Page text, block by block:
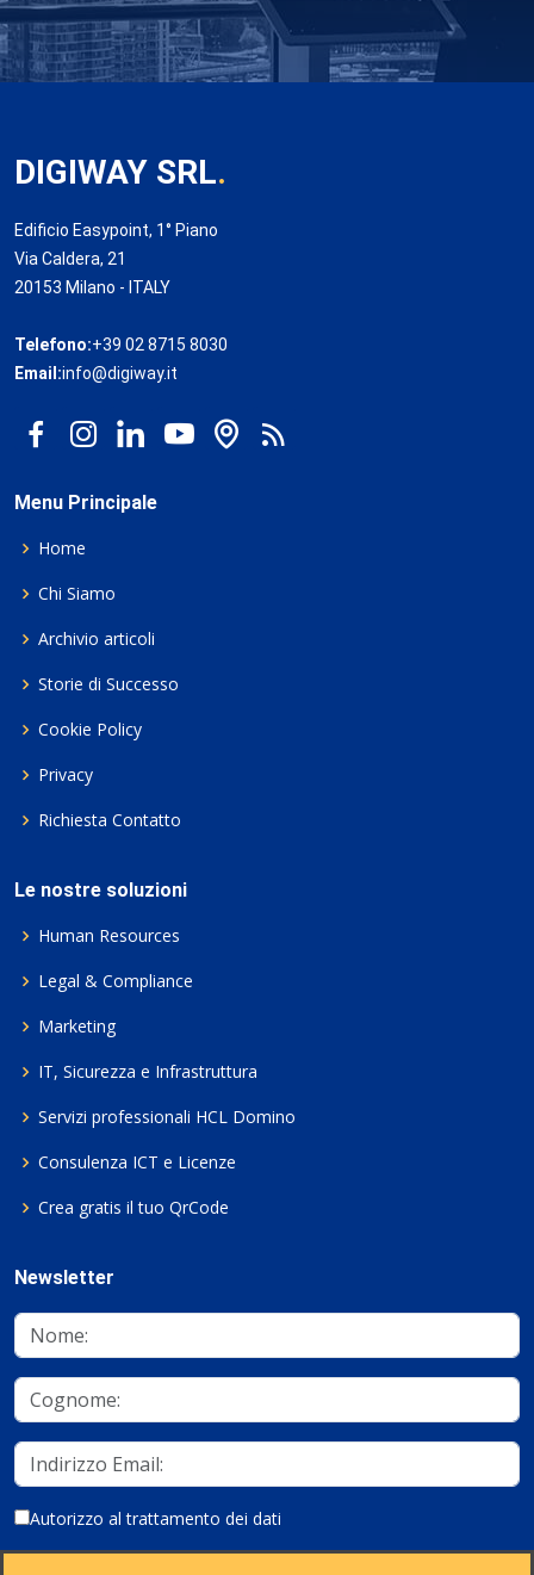
DIGIWAY SRL.
Edificio Easypoint, 1° Piano
Via Caldera, 21
20153 Milano - ITALY
Telefono:+39 02 8715 8030
Email:info@digiway.it
Menu Principale
Home
Chi Siamo
Archivio articoli
Storie di Successo
Cookie Policy
Privacy
Richiesta Contatto
Le nostre soluzioni
Human Resources
Legal & Compliance
Marketing
IT, Sicurezza e Infrastruttura
Servizi professionali HCL Domino
Consulenza ICT e Licenze
Crea gratis il tuo QrCode
Newsletter
Autorizzo al trattamento dei dati